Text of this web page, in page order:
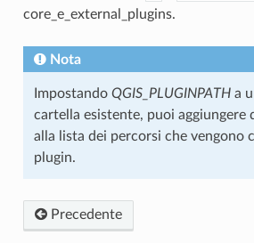
core_e_external_plugins.
Nota
Impostando QGIS_PLUGINPATHa
cartella esistente, puoi aggiungere
alla lista dei percorsi che vengono
plugin.
Precedente